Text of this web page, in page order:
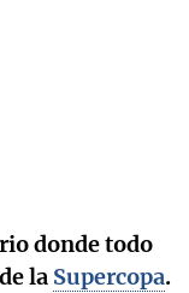
donde todo
la Supercopa.